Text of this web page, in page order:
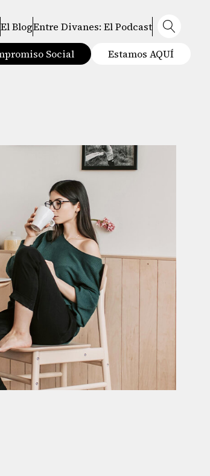
El BlogEntre Divanes: El Podcast
Social Estamos AQUÍ